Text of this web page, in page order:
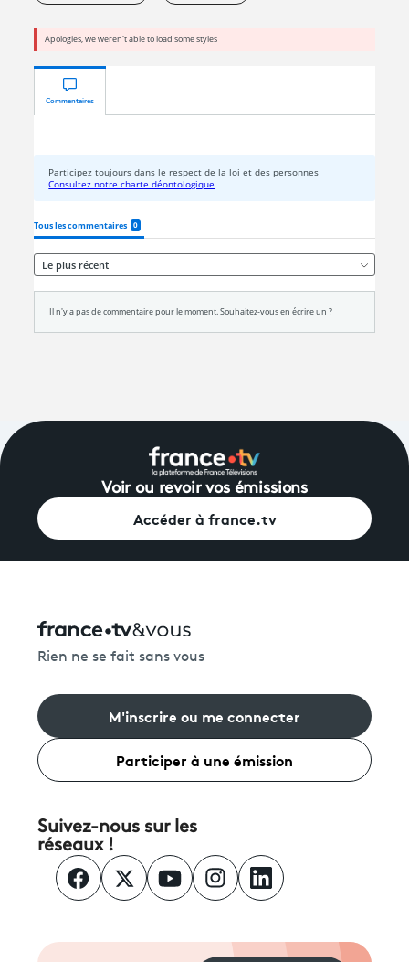
Voir ou revoir vos émissions
Accéder à france.tv
Rien ne se fait sans vous
M'inscrire ou me connecter
Participer à une émission
Suivez-nous sur les
réseaux !